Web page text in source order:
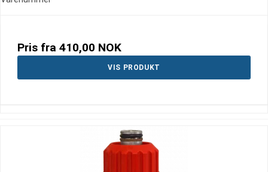
Pris fra 410,00 NOK
VIS PRODUKT